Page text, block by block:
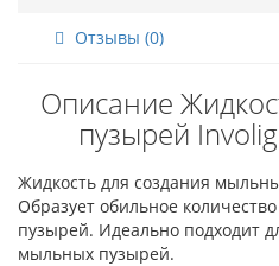
Отзывы (0)
Описание
пузырей
Жидкость для создания
Образует обильное
пузырей. Идеально подходит
мыльных пузырей.